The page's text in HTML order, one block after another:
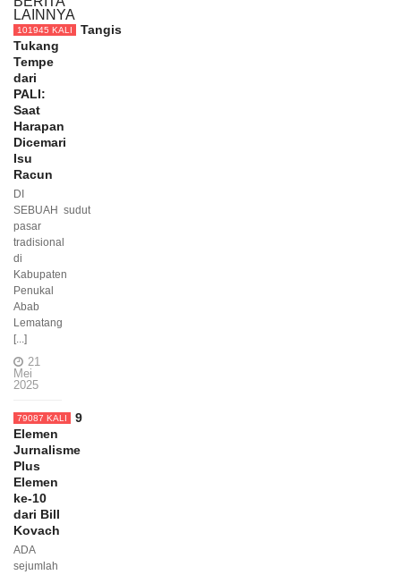
LAINNYA
101945 KALI
Tangis
Tukang
Tempe
dari
PALI:
Saat
Harapan
Dicemari
Isu
Racun
DI
SEBUAH sudut
pasar
tradisional
di
Kabupaten
Penukal
Abab
Lematang
[...]
21
Mei
2025
79087 KALI
9
Elemen
Jurnalisme
Plus
Elemen
ke-10
dari Bill
Kovach
ADA
sejumlah